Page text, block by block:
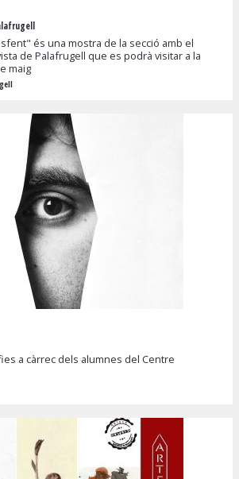
és una mostra de la secció amb el
de Palafrugell que es podrà visitar a la
maig
a càrrec dels alumnes del Centre